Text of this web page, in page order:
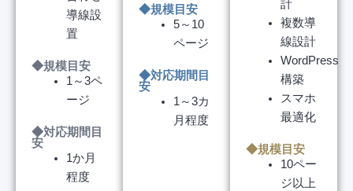
導線設
置
◆規模目安
1～3ペ
ージ
◆対応期間目
安
1か月
程度
◆規模目安
5～10
ページ
◆対応期間目
安
1～3カ
月程度
計
複数導
線設計
WordPress
構築
スマホ
最適化
◆規模目安
10ペー
ジ以上